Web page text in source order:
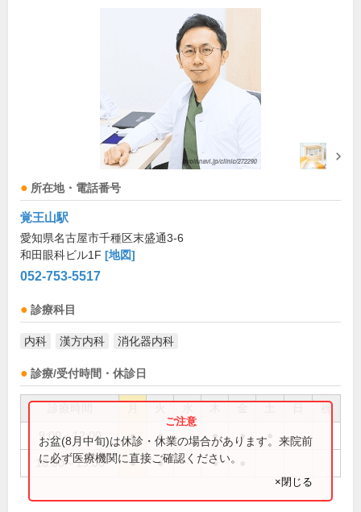
所在地・電話番号
覚王山駅
愛知県名古屋市千種区末盛通3-6
和田眼科ビル1F [地図]
052-753-5517
診療科目
内科 漢方内科 消化器内科
診療/受付時間・休診日
祝
9:00～12:00 ● ● ● ●
16:00～19:00 ● ● ●
お盆(8月中旬)は休診・休業の場合があります。来院前
に必ず医療機関に直接ご確認ください。
×閉じる